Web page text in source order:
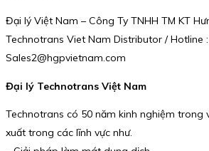
Đại lý Việt Nam – Công Ty TNHH TM KT
Technotrans Viet Nam Distributor / Hotline
Sales2@hgpvietnam.com
Đại lý Technotrans Việt Nam
Technotrans có 50 năm kinh nghiệm trong
xuất trong các lĩnh vực như.